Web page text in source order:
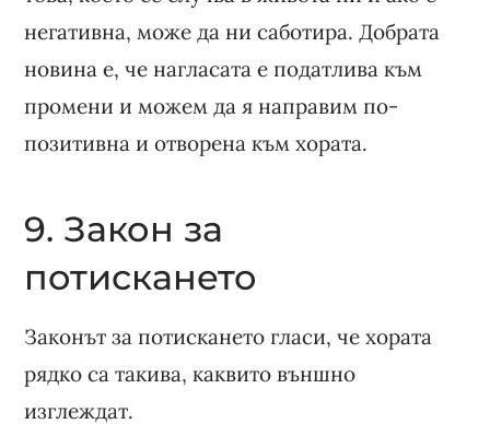
негативна, може да ни саботира. Добрата
новина е, че нагласата е податлива към
промени и можем да я направим по-
позитивна и отворена към хората.
9. Закон за
потискането
Законът за потискането гласи, че хората
рядко са такива, каквито външно
изглеждат.